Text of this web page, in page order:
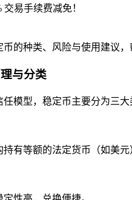
交易手续费减免！
的种类、风险与使用建议
与分类
模型，稳定币主要分为三大
有等额的法定货币（如美